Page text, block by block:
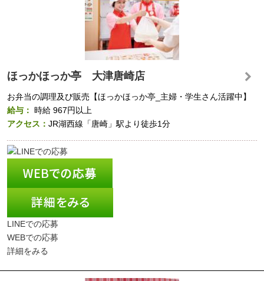
ほっかほっか亭 大津唐崎店
お弁当の調理及び販売【ほっかほっか亭_主婦・学生さん活躍中】
給与： 時給 967円以上
アクセス： JR湖西線「唐崎」駅より徒歩1分
LINEでの応募
WEBでの応募
詳細をみる